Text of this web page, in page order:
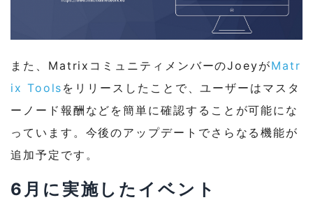
また、MatrixコミュニティメンバーのJoeyがMatr
ix Tools をリリースしたことで、ユーザーはマスタ
ーノード報酬などを簡単に確認することが可能にな
っています。今後のアップデートでさらなる機能が
追加予定です。
6月に実施したイベント